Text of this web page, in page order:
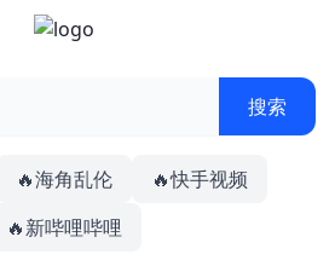
🔥海角乱伦
🔥快手视频
🔥新哔哩哔哩